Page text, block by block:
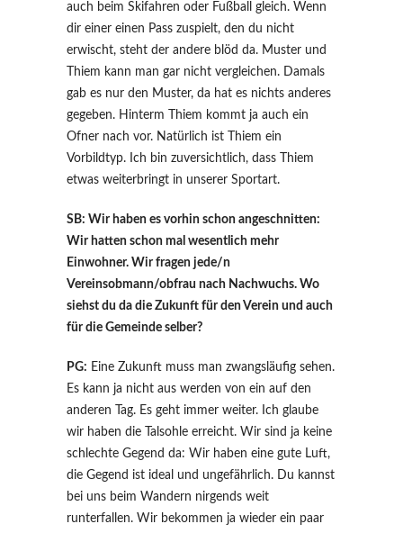
auch beim Skifahren oder Fußball gleich. Wenn
dir einer einen Pass zuspielt, den du nicht
erwischt, steht der andere blöd da. Muster und
Thiem kann man gar nicht vergleichen. Damals
gab es nur den Muster, da hat es nichts anderes
gegeben. Hinterm Thiem kommt ja auch ein
Ofner nach vor. Natürlich ist Thiem ein
Vorbildtyp. Ich bin zuversichtlich, dass Thiem
etwas weiterbringt in unserer Sportart.
SB: Wir haben es vorhin schon angeschnitten:
Wir hatten schon mal wesentlich mehr
Einwohner. Wir fragen jede/n
Vereinsobmann/obfrau nach Nachwuchs. Wo
siehst du da die Zukunft für den Verein und auch
für die Gemeinde selber?
PG: Eine Zukunft muss man zwangsläufig sehen.
Es kann ja nicht aus werden von ein auf den
anderen Tag. Es geht immer weiter. Ich glaube
wir haben die Talsohle erreicht. Wir sind ja keine
schlechte Gegend da: Wir haben eine gute Luft,
die Gegend ist ideal und ungefährlich. Du kannst
bei uns beim Wandern nirgends weit
runterfallen. Wir bekommen ja wieder ein paar